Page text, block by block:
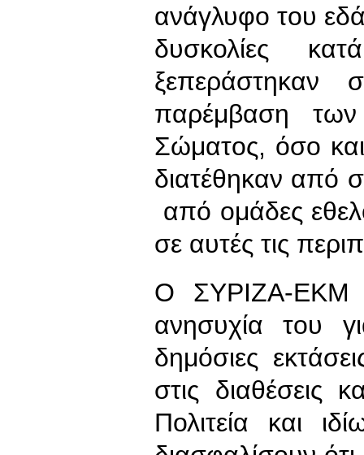
ανάγλυφο του
δυσκολίες
παρέμβαση των
Σώματος, όσο
διατέθηκαν από
από ομάδες
σε αυτές τις
Ο ΣΥΡΙΖΑ-ΕΚΜ
ανησυχία του
δημόσιες
στις διαθέσεις
Πολιτεία και